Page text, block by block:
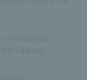
Recoletas
Tabaco